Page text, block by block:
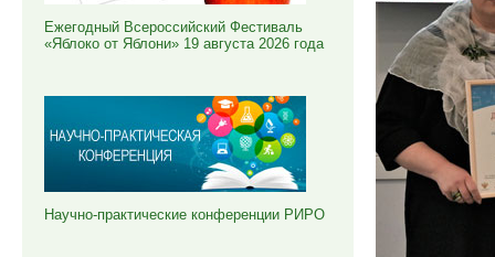
Ежегодный Всероссийский Фестиваль
«Яблоко от Яблони» 19 августа 2026 года
Научно-практические конференции РИРО